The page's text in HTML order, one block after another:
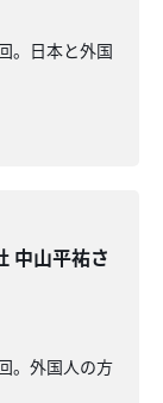
。日本と外国
中山平祐さ
。外国人の方